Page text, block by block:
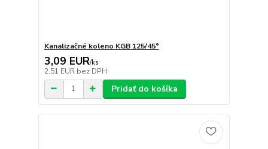
Kanalizačné koleno KGB 125/45°
3,09 EUR/ks
2,51 EUR bez DPH
Pridať do košíka